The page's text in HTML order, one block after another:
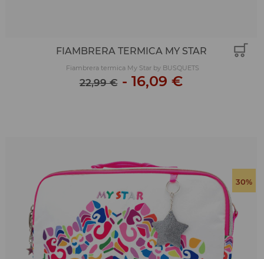
FIAMBRERA TERMICA MY STAR
Fiambrera termica My Star by BUSQUETS
22,99 €- 16,09 €
30%